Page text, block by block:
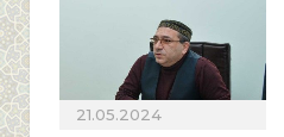
21.05.2024